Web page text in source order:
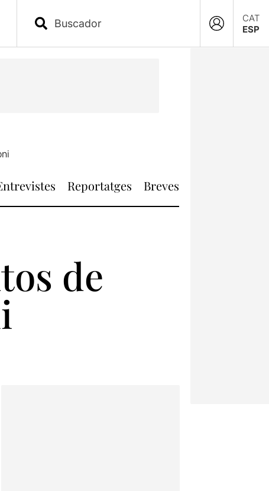
CAT
ESP
Reportatges Breves
de